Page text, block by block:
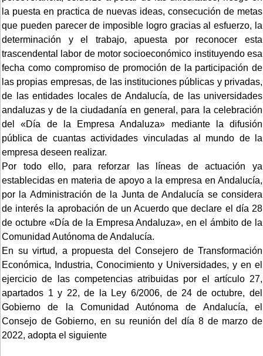
la puesta en practica de nuevas ideas, consecución de metas
que pueden parecer de imposible logro gracias al esfuerzo, la
determinación y el trabajo, apuesta por reconocer esta
trascendental labor de motor socioeconómico instituyendo esa
fecha como compromiso de promoción de la participación de
las propias empresas, de las instituciones públicas y privadas,
de las entidades locales de Andalucía, de las universidades
andaluzas y de la ciudadanía en general, para la celebración
del «Día de la Empresa Andaluza» mediante la difusión
pública de cuantas actividades vinculadas al mundo de la
empresa deseen realizar.
Por todo ello, para reforzar las líneas de actuación ya
establecidas en materia de apoyo a la empresa en Andalucía,
por la Administración de la Junta de Andalucía se considera
de interés la aprobación de un Acuerdo que declare el día 28
de octubre «Día de la Empresa Andaluza», en el ámbito de la
Comunidad Autónoma de Andalucía.
En su virtud, a propuesta del Consejero de Transformación
Económica, Industria, Conocimiento y Universidades, y en el
ejercicio de las competencias atribuidas por el artículo 27,
apartados 1 y 22, de la Ley 6/2006, de 24 de octubre, del
Gobierno de la Comunidad Autónoma de Andalucía, el
Consejo de Gobierno, en su reunión del día 8 de marzo de
2022, adopta el siguiente